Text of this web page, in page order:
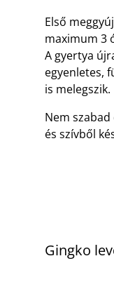
Első
maximum 3
A gyertya
egyenletes,
is melegszik.
Nem
és szívből
Gingko